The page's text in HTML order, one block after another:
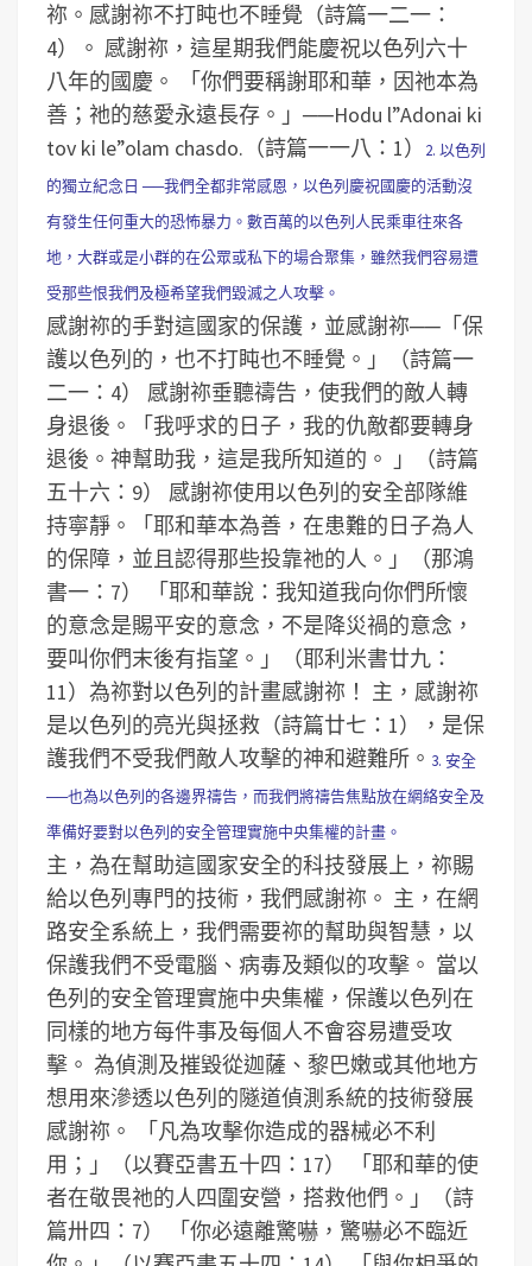
祢。感謝祢不打盹也不睡覺（詩篇一二一：
4）。 感謝祢，這星期我們能慶祝以色列六十
八年的國慶。
「你們要稱謝耶和華，因祂本為
善；祂的慈愛永遠長存。」──Hodu l”Adonai ki
tov ki le”olam chasdo.（詩篇一一八：1）
2. 以色列
的獨立紀念日 ──我們全都非常感恩，以色列慶祝國慶的活動沒
有發生任何重大的恐怖暴力。數百萬的以色列人民乘車往來各
地，大群或是小群的在公眾或私下的場合聚集，雖然我們容易遭
受那些恨我們及極希望我們毀滅之人攻擊。
感謝祢的手對這國家的保護，並感謝祢──「保
護以色列的，也不打盹也不睡覺。」（詩篇一
二一：4）
感謝祢垂聽禱告，使我們的敵人轉
身退後。「我呼求的日子，我的仇敵都要轉身
退後。神幫助我，這是我所知道的。 」（詩篇
五十六：9）
感謝祢使用以色列的安全部隊維
持寧靜。「耶和華本為善，在患難的日子為人
的保障，並且認得那些投靠祂的人。」（那鴻
書一：7）
「耶和華說：我知道我向你們所懷
的意念是賜平安的意念，不是降災禍的意念，
要叫你們末後有指望。」（耶利米書廿九：
11）為祢對以色列的計畫感謝祢！ 主，感謝祢
是以色列的亮光與拯救（詩篇廿七：1），是保
護我們不受我們敵人攻擊的神和避難所。 3. 安全
──也為以色列的各邊界禱告，而我們將禱告焦點放在網絡安全及
準備好要對以色列的安全管理實施中央集權的計畫。
主，為在幫助這國家安全的科技發展上，祢賜
給以色列專門的技術，我們感謝祢。 主，在網
路安全系統上，我們需要祢的幫助與智慧，以
保護我們不受電腦、病毒及類似的攻擊。 當以
色列的安全管理實施中央集權，保護以色列在
同樣的地方每件事及每個人不會容易遭受攻
擊。 為偵測及摧毀從迦薩、黎巴嫩或其他地方
想用來滲透以色列的隧道偵測系統的技術發展
感謝祢。
「凡為攻擊你造成的器械必不利
用；」（以賽亞書五十四：17）
「耶和華的使
者在敬畏祂的人四圍安營，搭救他們。」（詩
篇卅四：7）
「你必遠離驚嚇，驚嚇必不臨近